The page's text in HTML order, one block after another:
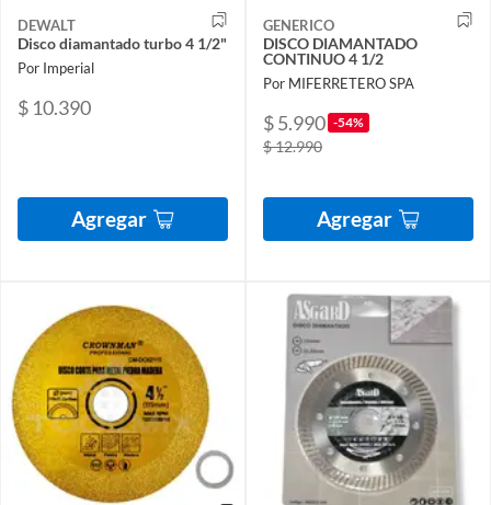
DEWALT
Disco diamantado turbo 4 1/2"
Por Imperial
$ 10.390
Agregar
GENERICO
DISCO DIAMANTADO
CONTINUO 4 1/2
Por MIFERRETERO SPA
$ 5.990 -54%
$ 12.990
Agregar